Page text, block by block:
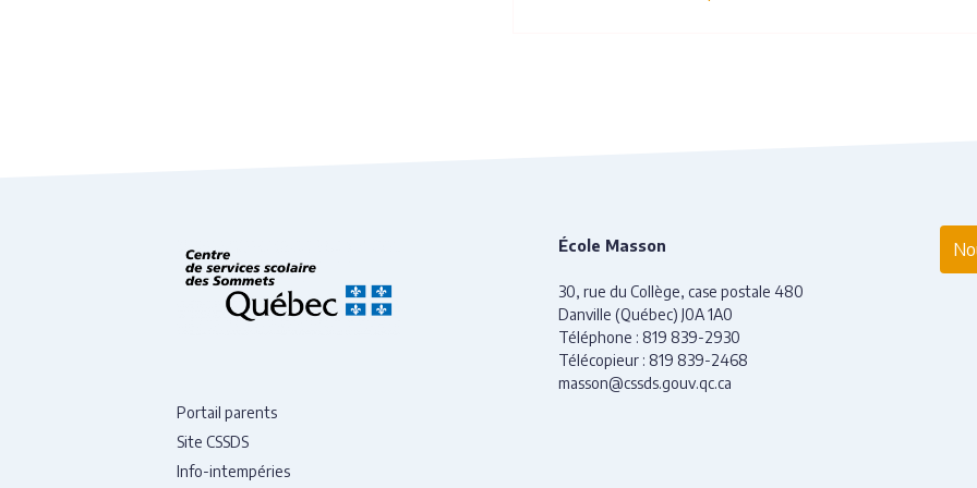
Portail parents
Site CSSDS
Info-intempéries
École Masson
30, rue du Collège, case postale 480
Danville (Québec) J0A 1A0
Téléphone : 819 839-2930
Télécopieur : 819 839-2468
masson@cssds.gouv.qc.ca